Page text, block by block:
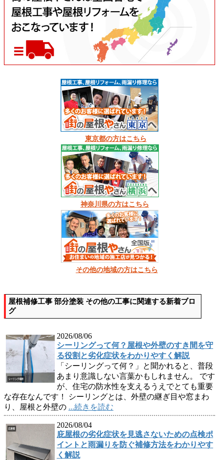
東京都の方はこちら
神奈川県の方はこちら
その他の地域の方はこちら
屋根補修工事 部分塗装 その他の工事に関連する新着ブロ
グ
2026/08/06
シーリングって何？屋根や外壁のすき間を守
る役割と劣化症状をわかりやすく解説
「シーリングって何？」と聞かれると、普段
あまり意識しない言葉かもしれません。 です
が、住宅の防水性を支えるうえでとても重要
な存在なんです！ シーリングとは、外壁の継ぎ目や窓まわ
り、屋根と外壁の ...続きを読む
2026/08/04
庇屋根の劣化症状を見逃さないための点検ポ
イントと雨漏りを防ぐ補修方法をわかりやす
く解説